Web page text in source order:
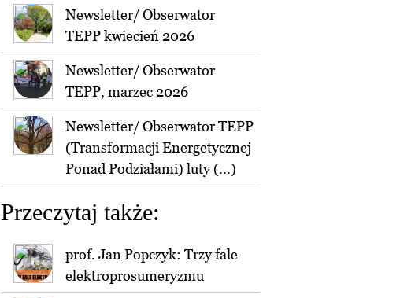
Newsletter/ Obserwator
TEPP kwiecień 2026
Newsletter/ Obserwator
TEPP, marzec 2026
Newsletter/ Obserwator TEPP
(Transformacji Energetycznej
Ponad Podziałami) luty (...)
Przeczytaj także:
prof. Jan Popczyk: Trzy fale
elektroprosumeryzmu